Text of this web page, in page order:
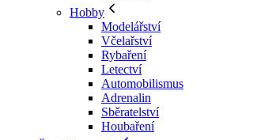
Hobby
Modelářství
Včelařství
Rybaření
Letectví
Automobilismus
Adrenalin
Sběratelství
Houbaření